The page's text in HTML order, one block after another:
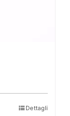
Dettagli